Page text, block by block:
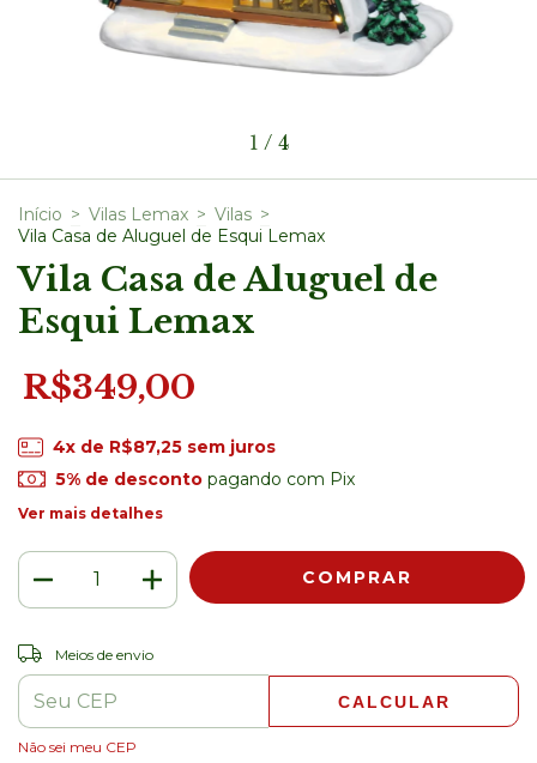
1 / 4
Início > Vilas Lemax > Vilas >
Vila Casa de Aluguel de Esqui Lemax
Vila Casa de Aluguel de
Esqui Lemax
R$349,00
4x de R$87,25sem juros
5% de desconto pagando com Pix
Ver mais detalhes
Entregas para o CEP:
Meios de envio
CALCULAR
Não sei meu CEP